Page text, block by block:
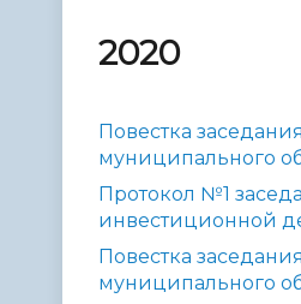
2020
Повестка
муниципального
Протокол №1
инвестиционной
Повестка
муниципального